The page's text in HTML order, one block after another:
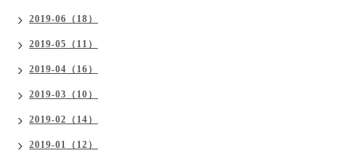
2019-06（18）
2019-05（11）
2019-04（16）
2019-03（10）
2019-02（14）
2019-01（12）